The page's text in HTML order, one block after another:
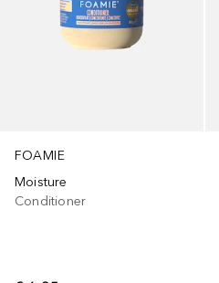
FOAMIE
Moisture
Conditioner